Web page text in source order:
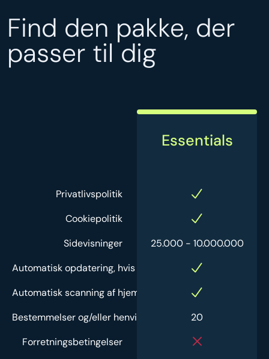
Find den pakke, der
passer til dig
Essentials
Privatlivspolitik
Cookiepolitik
Sidevisninger
25.000 - 10.000.000
Automatisk opdatering, hvis loven ændrer sig
Automatisk scanning af hjemmeside hver time
Bestemmelser og/eller henvisninger til tredjeparter
20
Forretningsbetingelser